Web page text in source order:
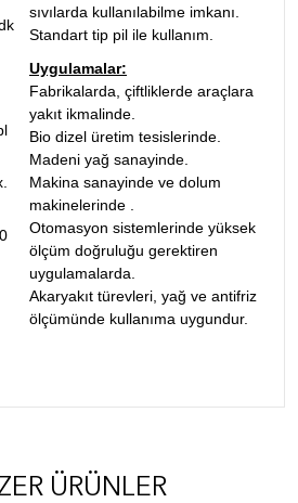
sıvılarda kullanılabilme imkanı.
Standart tip pil ile kullanım.
Uygulamalar:
Fabrikalarda, çiftliklerde araçlara
yakıt ikmalinde.
Bio dizel üretim tesislerinde.
Madeni yağ sanayinde.
Makina sanayinde ve dolum
makinelerinde .
Otomasyon sistemlerinde yüksek
ölçüm doğruluğu gerektiren
uygulamalarda.
Akaryakıt türevleri, yağ ve antifriz
ölçümünde kullanıma uygundur.
ÜRÜNLER